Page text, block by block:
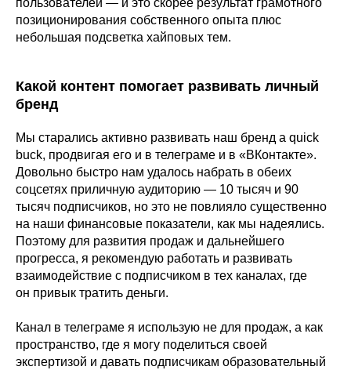
пользователей — и это скорее результат грамотного
позиционирования собственного опыта плюс
небольшая подсветка хайповых тем.
Какой контент помогает развивать личный
бренд
Мы старались активно развивать наш бренд a quick
buck, продвигая его и в телеграме и в «ВКонтакте».
Довольно быстро нам удалось набрать в обеих
соцсетях приличную аудиторию — 10 тысяч и 90
тысяч подписчиков, но это не повлияло существенно
на наши финансовые показатели, как мы надеялись.
Поэтому для развития продаж и дальнейшего
прогресса, я рекомендую работать и развивать
взаимодействие с подписчиком в тех каналах, где
он привык тратить деньги.
Канал в телеграме я использую не для продаж, а как
пространство, где я могу поделиться своей
экспертизой и давать подписчикам образовательный